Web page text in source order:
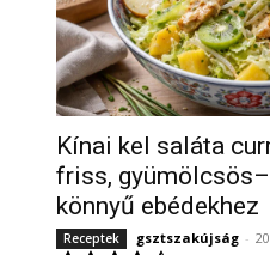
Kínai kel saláta
friss,
könnyű ebédekhez
Receptek gsztszakújság -